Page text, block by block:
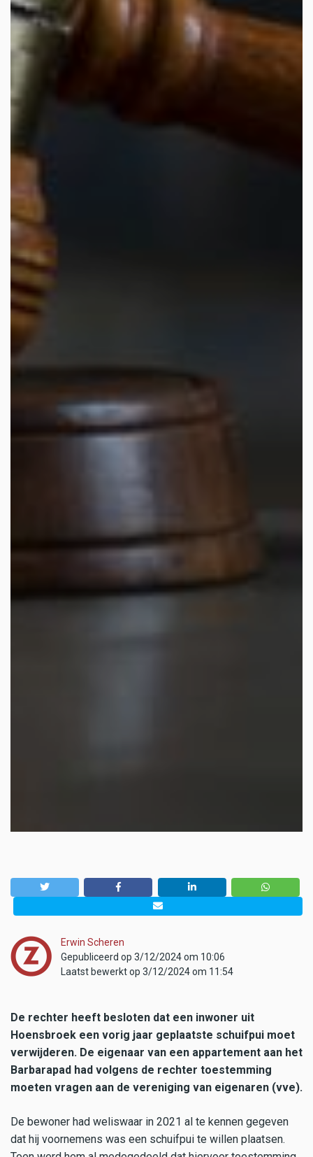
Erwin Scheren
Gepubliceerd op 3/12/2024 om 10:06
Laatst bewerkt op 3/12/2024 om 11:54
De rechter heeft besloten dat een inwoner uit
Hoensbroek een vorig jaar geplaatste schuifpui moet
verwijderen. De eigenaar van een appartement aan het
Barbarapad had volgens de rechter toestemming
moeten vragen aan de vereniging van eigenaren (vve).
De bewoner had weliswaar in 2021 al te kennen gegeven
dat hij voornemens was een schuifpui te willen plaatsen.